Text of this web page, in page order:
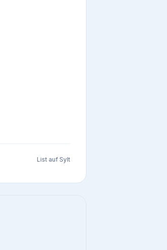
List auf Sylt